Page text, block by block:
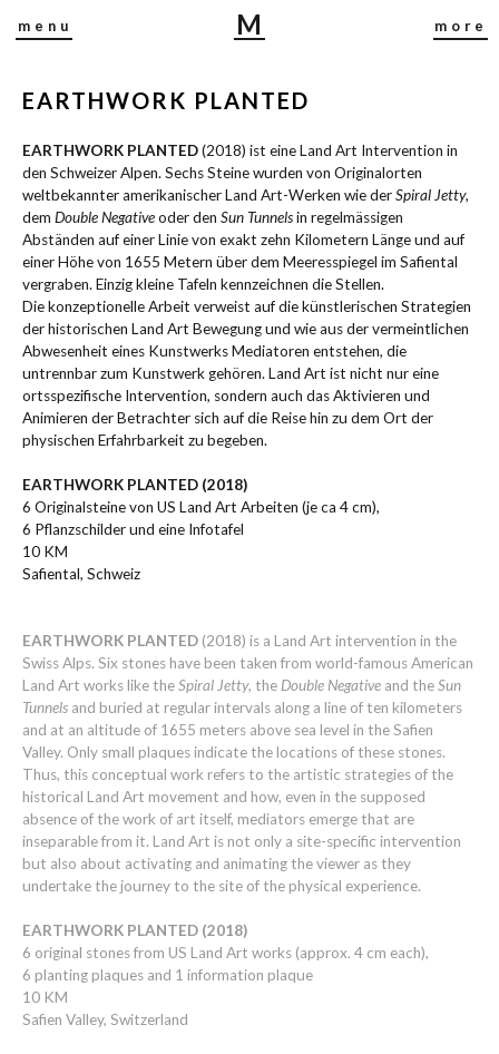
more
menu
M
I
J
B
U
S
C
H
EARTHWORK PLANTED
EARTHWORK PLANTED(2018) ist eine Land Art Intervention in
den Schweizer Alpen. Sechs Steine wurden von Originalorten
weltbekannter amerikanischer Land Art-Werken wie derSpiral Jetty,
dem Double Negativeoder den Sun Tunnelsin regelmässigen
Abständen auf einer Linie von exakt zehn Kilometern Länge und auf
einer Höhe von 1655 Metern über dem Meeresspiegel im Safiental
vergraben. Einzig kleine Tafeln kennzeichnen die Stellen.
Die konzeptionelle Arbeit verweist auf die künstlerischen Strategien
der historischen Land Art Bewegung und wie aus der vermeintlichen
Abwesenheit eines Kunstwerks Mediatoren entstehen, die
untrennbar zum Kunstwerk gehören. Land Art ist nicht nur eine
ortsspezifische Intervention, sondern auch das Aktivieren und
Animieren der Betrachter sich auf die Reise hin zu dem Ort der
physischen Erfahrbarkeit zu begeben.
EARTHWORK PLANTED (2018)
6 Originalsteine von US Land Art Arbeiten (je ca 4 cm),
6 Pflanzschilder und eine Infotafel
10 KM
Safiental, Schweiz
EARTHWORK PLANTED(2018) is a Land Art intervention in the
Swiss Alps. Six stones have been taken from world-famous American
Land Art works like theSpiral Jetty, the Double Negativeand theSun
Tunnelsand buried at regular intervals along a line of ten kilometers
and at an altitude of 1655 meters above sea level in the Safien
Valley. Only small plaques indicate the locations of these stones.
Thus, this conceptual work refers to the artistic strategies of the
historical Land Art movement and how, even in the supposed
absence of the work of art itself, mediators emerge that are
inseparable from it. Land Art is not only a site-specific intervention
but also about activating and animating the viewer as they
undertake the journey to the site of the physical experience.
EARTHWORK PLANTED (2018)
6 original stones from US Land Art works (approx. 4 cm each),
6 planting plaques and 1 information plaque
10 KM
Safien Valley, Switzerland